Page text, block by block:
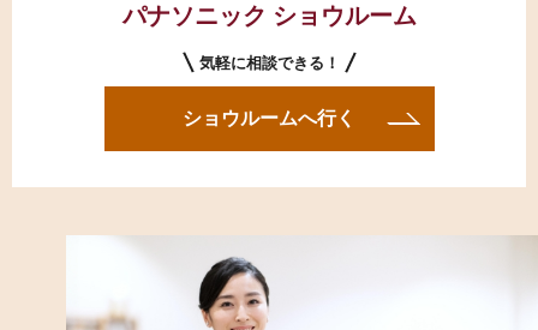
パナソニック ショウルーム
気軽に相談できる！
ショウルームへ行く